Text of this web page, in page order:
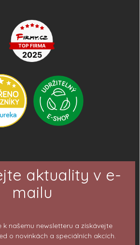
aktuality v e-
mailu
k našemu newsletteru a získávejte
o novinkách a speciálních akcích.